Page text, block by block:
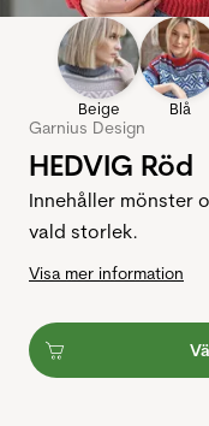
Beige Blå
Garnius Design
HEDVIG Röd
Innehåller mönster
vald storlek.
Visa mer information